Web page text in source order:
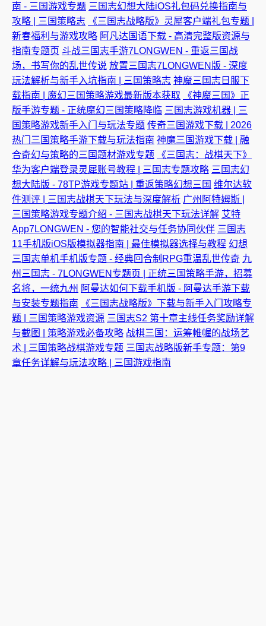
南 - 三国游戏专题 三国志幻想大陆iOS礼包码兑换指南与
攻略 | 三国策略志
《三国志战略版》灵犀客户端礼包专题 |
新春福利与游戏攻略 阿凡达国语下载 - 高清完整版资源与
指南专题页 斗战三国志手游7LONGWEN - 重返三国战
场，书写你的乱世传说 放置三国志7LONGWEN版 - 深度
玩法解析与新手入坑指南 | 三国策略志 神魔三国志日服下
载指南 | 魔幻三国策略游戏最新版本获取
《神魔三国》正
版手游专题 - 正统魔幻三国策略降临 三国志游戏机器 | 三
国策略游戏新手入门与玩法专题 传奇三国游戏下载 | 2026
热门三国策略手游下载与玩法指南 神魔三国游戏下载 | 融
合奇幻与策略的三国题材游戏专题
《三国志：战棋天下》
华为客户端登录灵犀账号教程 | 三国志专题攻略 三国志幻
想大陆版 - 78TP游戏专题站 | 重返策略幻想三国 维尔达软
件测评 | 三国志战棋天下玩法与深度解析 广州阿特姆斯 |
三国策略游戏专题介绍 - 三国志战棋天下玩法详解 艾特
App7LONGWEN - 您的智能社交与任务协同伙伴 三国志
11手机版iOS版模拟器指南 | 最佳模拟器选择与教程 幻想
三国志单机手机版专题 - 经典回合制RPG重温乱世传奇 九
州三国志 - 7LONGWEN专题页 | 正统三国策略手游，招募
名将，一统九州 阿曼达如何下载手机版 - 阿曼达手游下载
与安装专题指南
《三国志战略版》下载与新手入门攻略专
题 | 三国策略游戏资源 三国志S2 第十章主线任务奖励详解
与截图 | 策略游戏必备攻略 战棋三国：运筹帷幄的战场艺
术 | 三国策略战棋游戏专题 三国志战略版新手专题：第9
章任务详解与玩法攻略 | 三国游戏指南